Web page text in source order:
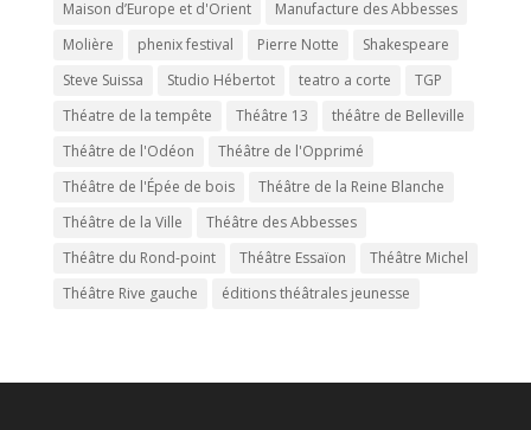
Maison d’Europe et d'Orient
Manufacture des Abbesses
Molière
phenix festival Pierre Notte
Shakespeare
Steve Suissa
Studio Hébertot teatro a corte
TGP
Théatre de la tempête
Théâtre 13
théâtre de Belleville
Théâtre de l'Odéon
Théâtre de l'Opprimé
Théâtre de l'Épée de bois
Théâtre de la Reine Blanche
Théâtre de la Ville
Théâtre des Abbesses
Théâtre du Rond-point
Théâtre Essaïon
Théâtre Michel
Théâtre Rive gauche
éditions théâtrales jeunesse